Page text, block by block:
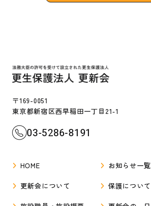
〒169-0051
東京都新宿区西早稲田一丁目21-1
03-5286-8191
HOME お知らせ一覧
更新会について 保護について